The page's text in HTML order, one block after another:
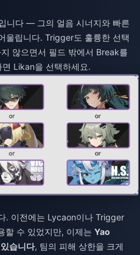
니다 — 그의 얼음 시너지와 빠른
울립니다. Trigger도 훌륭한 선택
않으면서 필드 밖에서 Break를
Likan을 선택하세요.
. 이전에는 Lycaon이나 Trigger
할 수 있었지만, 이제는 Yao
습니다, 팀의 피해 상한을 크게